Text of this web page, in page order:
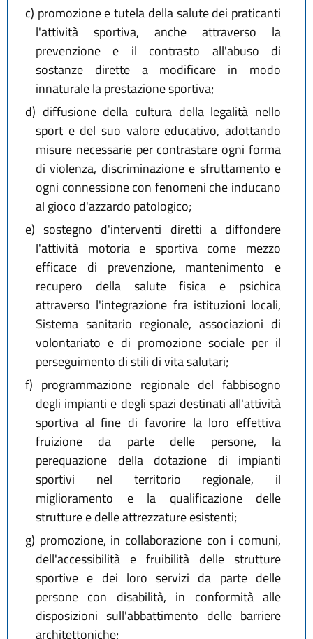
c) promozione e tutela della salute dei praticanti
l'attività sportiva, anche attraverso la
prevenzione e il contrasto all'abuso di
sostanze dirette a modificare in modo
innaturale la prestazione sportiva;
d) diffusione della cultura della legalità nello
sport e del suo valore educativo, adottando
misure necessarie per contrastare ogni forma
di violenza, discriminazione e sfruttamento e
ogni connessione con fenomeni che inducano
al gioco d'azzardo patologico;
e) sostegno d'interventi diretti a diffondere
l'attività motoria e sportiva come mezzo
efficace di prevenzione, mantenimento e
recupero della salute fisica e psichica
attraverso l'integrazione fra istituzioni locali,
Sistema sanitario regionale, associazioni di
volontariato e di promozione sociale per il
perseguimento di stili di vita salutari;
f) programmazione regionale del fabbisogno
degli impianti e degli spazi destinati all'attività
sportiva al fine di favorire la loro effettiva
fruizione da parte delle persone, la
perequazione della dotazione di impianti
sportivi nel territorio regionale, il
miglioramento e la qualificazione delle
strutture e delle attrezzature esistenti;
g) promozione, in collaborazione con i comuni,
dell'accessibilità e fruibilità delle strutture
sportive e dei loro servizi da parte delle
persone con disabilità, in conformità alle
disposizioni sull'abbattimento delle barriere
architettoniche;